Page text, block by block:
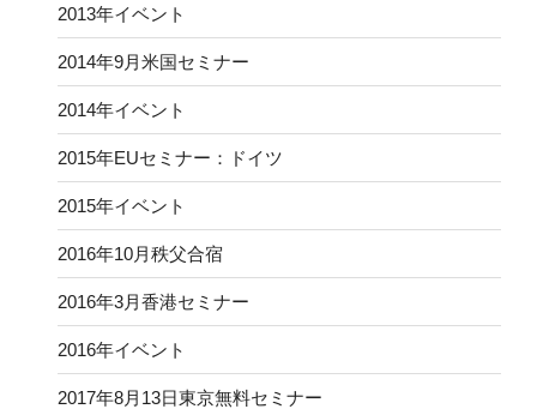
2013年イベント
2014年9月米国セミナー
2014年イベント
2015年EUセミナー：ドイツ
2015年イベント
2016年10月秩父合宿
2016年3月香港セミナー
2016年イベント
2017年8月13日東京無料セミナー